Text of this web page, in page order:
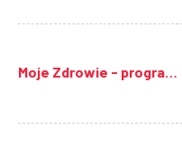
Moje Zdrowie - program edukacyjny dla każdego